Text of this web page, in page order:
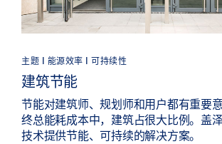
主题 | 能源效率 | 可持续性
建筑节能
节能对建筑师、规划师和用户都有重要
终总能耗成本中，建筑占很大比例。盖
技术提供节能、可持续的解决方案。